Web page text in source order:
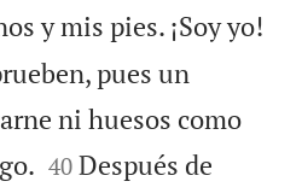
y mis pies. ¡Soy yo!
pues un
ni huesos como


40 Después de